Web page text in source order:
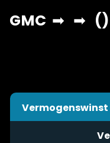
Vermogenswinst